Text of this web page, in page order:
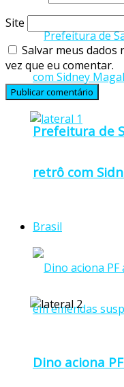
Prefeitura de
retrô com
Brasil
Dino aciona
Site
Salvar meus dados
vez que eu comentar.